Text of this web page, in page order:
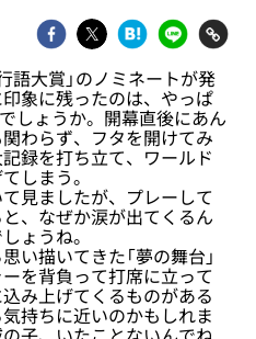
語大賞」のノミネートが発
象に残ったのは、やっぱ
しょうか。開幕直後にあん
わらず、フタを開けてみ
録を打ち立て、ワールド
しまう。
見ましたが、プレーして
、なぜか涙が出てくるん
ょうね。
い描いてきた「夢の舞台」
を背負って打席に立って
み上げてくるものがある
持ちに近いのかもしれま